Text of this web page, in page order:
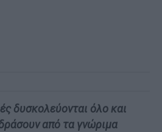
δυσκολεύονται όλο και
από τα γνώριμα